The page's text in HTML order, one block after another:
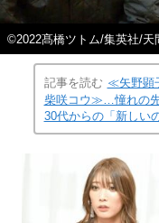
©2022髙橋ツトム/集英社/天
記事を読む ≪矢野
柴咲コウ≫…憧れの
30代からの「新しい